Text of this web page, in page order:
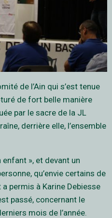
de l’Ain qui s’est tenue
de fort belle manière
par le sacre de la JL
derrière elle, l’ensemble
», et devant un
qu’envie certains de
a permis à Karine Debiesse
passé, concernant le
mois de l’année.